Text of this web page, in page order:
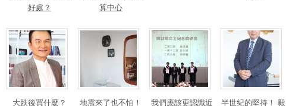
好處？
算中心
大跌後買什麼？
地震來了也不怕！
我們應該更認識近
半世紀的堅持！ 毅